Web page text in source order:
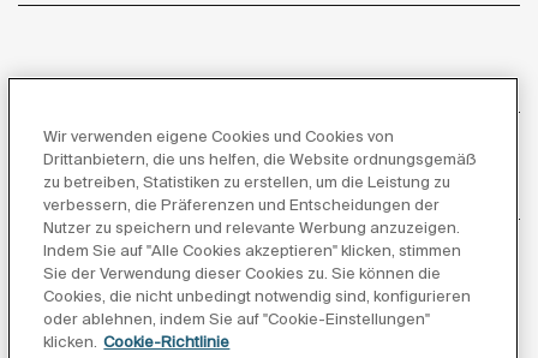
Lieferanten
Folgen Sie uns
Wir verwenden eigene Cookies und Cookies von
Drittanbietern, die uns helfen, die Website ordnungsgemäß
zu betreiben, Statistiken zu erstellen, um die Leistung zu
verbessern, die Präferenzen und Entscheidungen der
Nutzer zu speichern und relevante Werbung anzuzeigen.
Indem Sie auf "Alle Cookies akzeptieren" klicken, stimmen
Sie der Verwendung dieser Cookies zu. Sie können die
Cookies, die nicht unbedingt notwendig sind, konfigurieren
oder ablehnen, indem Sie auf "Cookie-Einstellungen"
klicken. Cookie-Richtlinie